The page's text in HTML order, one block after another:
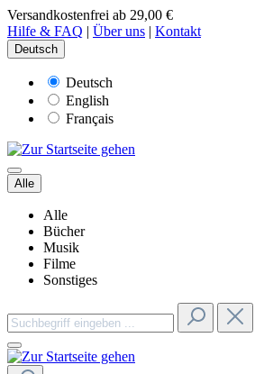
Versandkostenfrei ab 29,00 €
Hilfe & FAQ | Über uns | Kontakt
Deutsch
Deutsch
English
Français
Alle
Alle
Bücher
Musik
Filme
Sonstiges